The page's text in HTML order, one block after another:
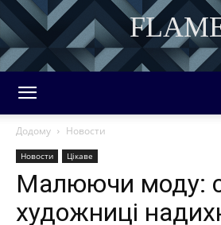
DISCOVER THE ART OF
Додому Новости
Новости Цікаве
Малюючи моду:
художниці